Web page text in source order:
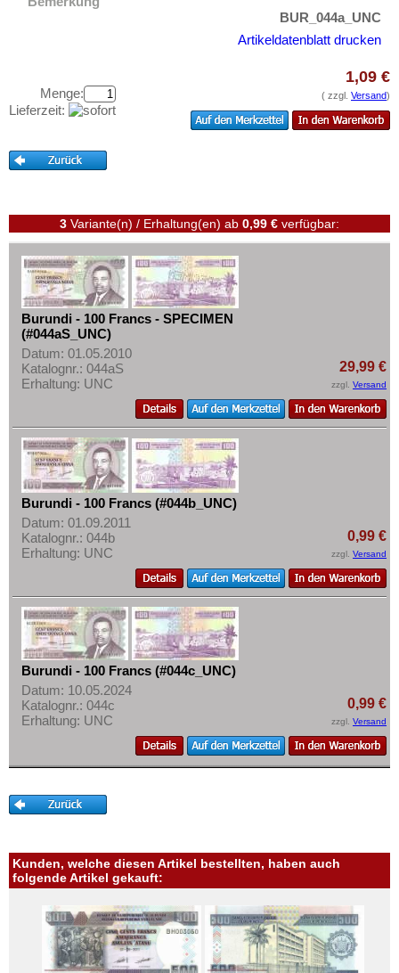
Guinea-Bissau
Kamerun
Katanga
Komoren
Kongo, Demokratische Republik
Kongo, Republik
Lesotho
Liberia
Libyen
Madagaskar
Mali
Marokko
Mauretanien
Mauritius
Mozambique
Namibia
Nigeria
Ostafrika
Portugiesisch Guinea
Rhodesien
Rhodesien & Nyasaland
Sambia
Senegal
Seychellen
Sierra Leone
Somalia
Somaliland
Testbanknoten
Aufbewahrung
Gutscheine
Ihre Bewertungen
Informationen
Preislisten
Ankauf
Erhaltungsgrade
Gratisbanknoten
FAQ
Zahlungsbedingungen
Privatsphäre und Datenschutz
Widerrufsbelehrung
Liefer- und Versandkosten
AGB
BUR_044a_UNC
Artikeldatenblatt drucken
Menge:
Lieferzeit:
1,09 €
( zzgl. Versand)
3 Variante(n) / Erhaltung(en) ab 0,99 € verfügbar:
Burundi - 100 Francs - SPECIMEN
(#044aS_UNC)
Datum: 01.05.2010
Katalognr.: 044aS
Erhaltung: UNC
29,99 €
zzgl. Versand
Burundi - 100 Francs (#044b_UNC)
Datum: 01.09.2011
Katalognr.: 044b
Erhaltung: UNC
0,99 €
zzgl. Versand
Burundi - 100 Francs (#044c_UNC)
Datum: 10.05.2024
Katalognr.: 044c
Erhaltung: UNC
0,99 €
zzgl. Versand
Kunden, welche diesen Artikel bestellten, haben auch
folgende Artikel gekauft: